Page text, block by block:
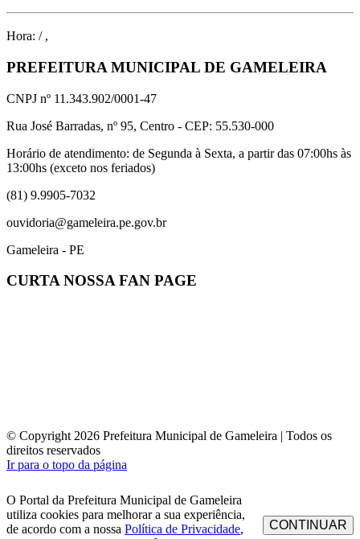
Hora: / ,
PREFEITURA MUNICIPAL DE GAMELEIRA
CNPJ nº 11.343.902/0001-47
Rua José Barradas, nº 95, Centro - CEP: 55.530-000
Horário de atendimento: de Segunda à Sexta, a partir das 07:00hs às
13:00hs (exceto nos feriados)
(81) 9.9905-7032
ouvidoria@gameleira.pe.gov.br
Gameleira - PE
CURTA NOSSA FAN PAGE
© Copyright 2026 Prefeitura Municipal de Gameleira | Todos os
direitos reservados
Ir para o topo da página
O Portal da Prefeitura Municipal de Gameleira
utiliza cookies para melhorar a sua experiência,
de acordo com a nossa Política de Privacidade,
CONTINUAR